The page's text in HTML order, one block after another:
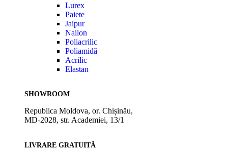
Lurex
Paiete
Jaipur
Nailon
Poliacrilic
Poliamidă
Acrilic
Elastan
SHOWROOM
Republica Moldova, or. Chișinău,
MD-2028, str. Academiei, 13/1
LIVRARE GRATUITĂ